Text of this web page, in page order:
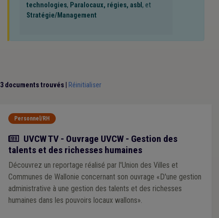
technologies, Paralocaux, régies, asbl, et
Stratégie/Management
3 documents trouvés Réinitialiser
Personnel/RH
Actualité
UVCW TV - Ouvrage UVCW - Gestion des
talents et des richesses humaines
Découvrez un reportage réalisé par l'Union des Villes et
Communes de Wallonie concernant son ouvrage «D'une gestion
administrative à une gestion des talents et des richesses
humaines dans les pouvoirs locaux wallons».